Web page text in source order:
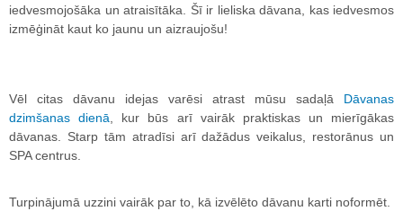
iedvesmojošāka un atraisītāka. Šī ir lieliska dāvana, kas iedvesmos
izmēģināt kaut ko jaunu un aizraujošu!
Vēl citas dāvanu idejas varēsi atrast mūsu sadaļā Dāvanas
dzimšanas dienā, kur būs arī vairāk praktiskas un mierīgākas
dāvanas. Starp tām atradīsi arī dažādus veikalus, restorānus un
SPA centrus.
Turpinājumā uzzini vairāk par to, kā izvēlēto dāvanu karti noformēt.